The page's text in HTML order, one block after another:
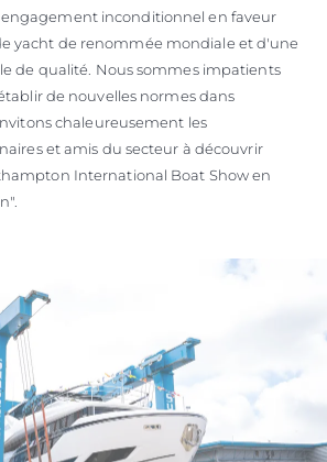
inconditionnel en faveur
yacht de renommée mondiale et d'une
de qualité. Nous sommes impatients
de nouvelles normes dans
chaleureusement les
et amis du secteur à découvrir
International Boat Show en